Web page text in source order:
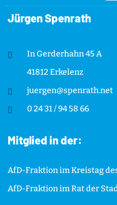
Jürgen Spenrath
In Gerderhahn 45 A
41812 Erkelenz
juergen@spenrath.net
0 24 31 / 94 58 66
Mitglied in der:
AfD-Fraktion im Kreistag
AfD-Fraktion im Rat der